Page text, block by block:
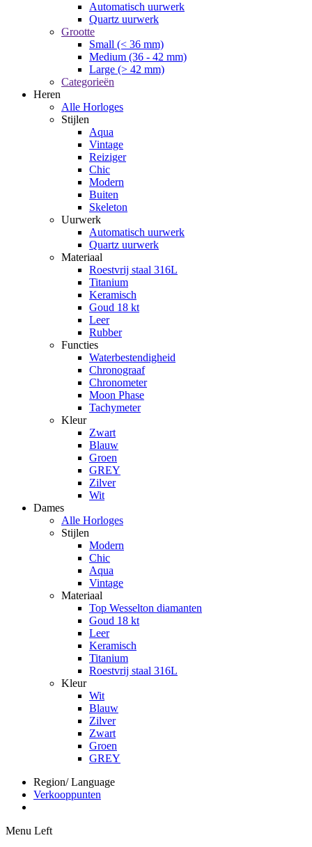
Automatisch uurwerk
Quartz uurwerk
Grootte
Small (< 36 mm)
Medium (36 - 42 mm)
Large (> 42 mm)
Categorieën
Heren
Alle Horloges
Stijlen
Aqua
Vintage
Reiziger
Chic
Modern
Buiten
Skeleton
Uurwerk
Automatisch uurwerk
Quartz uurwerk
Materiaal
Roestvrij staal 316L
Titanium
Keramisch
Goud 18 kt
Leer
Rubber
Functies
Waterbestendigheid
Chronograaf
Chronometer
Moon Phase
Tachymeter
Kleur
Zwart
Blauw
Groen
GREY
Zilver
Wit
Dames
Alle Horloges
Stijlen
Modern
Chic
Aqua
Vintage
Materiaal
Top Wesselton diamanten
Goud 18 kt
Leer
Keramisch
Titanium
Roestvrij staal 316L
Kleur
Wit
Blauw
Zilver
Zwart
Groen
GREY
Region/ Language
Verkooppunten
Menu Left